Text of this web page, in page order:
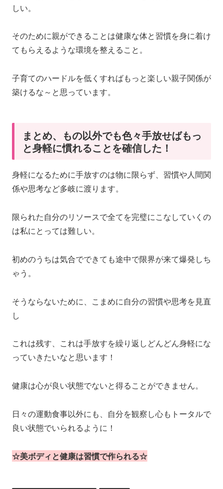
しい。
そのために親ができることは健康な体と習慣を身に着け
てもらえるような環境を整えること。
子育てのハードルを低くすればもっと楽しい親子関係が
築けるな～と思っています。
まとめ、もの以外でも色々手放せばもっ
と身軽に慣れることを確信した！
身軽になるために手放すのは物に限らず、習慣や人間関
係や思考など多岐に渡ります。
限られた自分のリソースで全てを完璧にこなしていくの
は私にとっては難しい。
初めのうちは気合でできても途中で限界が来て爆発しち
ゃう。
そうならないために、こまめに自分の習慣や思考を見直
し
これは残す、これは手放すを繰り返しどんどん身軽にな
っていきたいなと思います！
健康は心が良い状態でないと得ることができません。
日々の運動食事以外にも、自分を観察し心もトータルで
良い状態でいられるように！
☆美ボディと健康は習慣で作られる☆